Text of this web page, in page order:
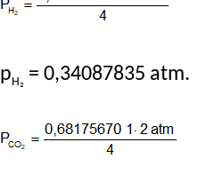
p H₂ = 0,34087835 atm.